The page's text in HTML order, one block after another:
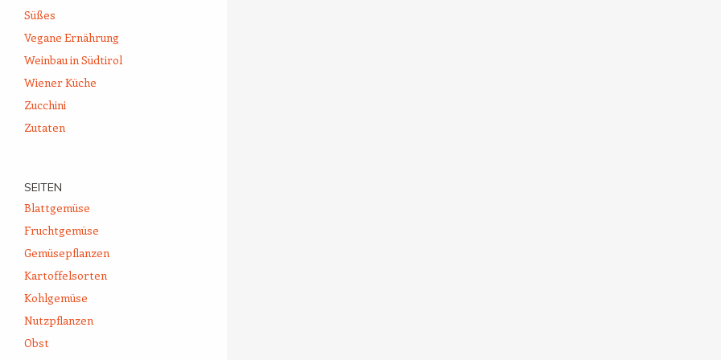
Süßes
Vegane Ernährung
Weinbau in Südtirol
Wiener Küche
Zucchini
Zutaten
SEITEN
Blattgemüse
Fruchtgemüse
Gemüsepflanzen
Kartoffelsorten
Kohlgemüse
Nutzpflanzen
Obst